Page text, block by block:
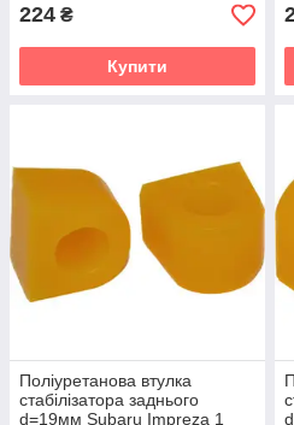
224 ₴
Купити
Поліуретанова втулка
стабілізатора заднього
d=19мм Subaru Impreza 1